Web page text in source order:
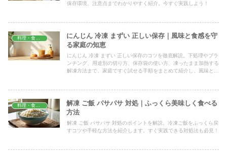
保存環境、注意点までわかりやすく紹介。今すぐ実践しよう！
料理・食材保存
にんじん 冷凍 まずい 正しい保存｜風味と食感を守
る家庭の知恵
にんじん 冷凍 まずい 正しい保存のコツを徹底解説。下処理やブラ
ンチング、用途別の切り方、保存袋の使い方、凍ったまま加熱する
解凍方法まで、家庭ですぐ試せる手順をまとめて紹介し、風味と食
料理・食材保存
解凍 ご飯 パサパサ 対処｜ふっくら美味しく食べる
方法
解凍 ご飯 パサパサ 対処のポイントを解説。冷凍ご飯をふっくら戻
すコツや手軽な方法を紹介します。すぐ実践できる対処法も必見！